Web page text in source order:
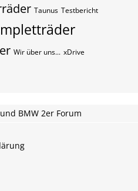
Taunus Testbericht
Wir über uns... xDrive
BMW 2er Forum